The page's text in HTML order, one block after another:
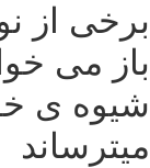
برخی از
باز می
شیوه ی
میترساند